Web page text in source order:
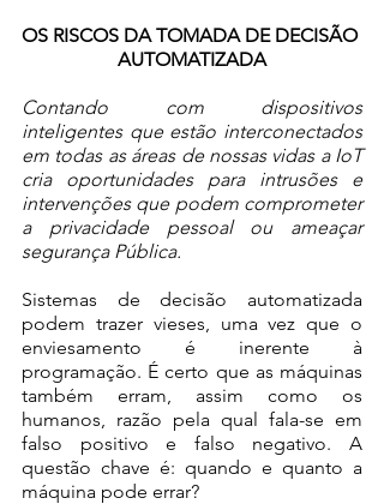
OS RISCOS DA TOMADA DE DECISÃO
AUTOMATIZADA
Contando com dispositivos
inteligentes que estão interconectados
em todas as áreas de nossas vidas a IoT
cria oportunidades para intrusões e
intervenções que podem comprometer
a privacidade pessoal ou ameaçar
segurança Pública.
Sistemas de decisão automatizada
podem trazer vieses, uma vez que o
enviesamento é inerente à
programação. É certo que as máquinas
também erram, assim como os
humanos, razão pela qual fala-se em
falso positivo e falso negativo. A
questão chave é: quando e quanto a
máquina pode errar?